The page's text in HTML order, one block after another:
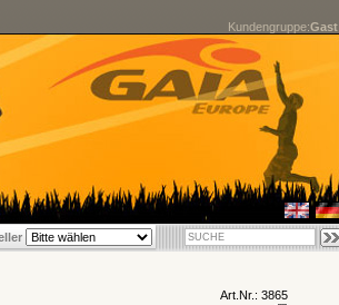
Kundengruppe:Gast
Art.Nr.: 3865